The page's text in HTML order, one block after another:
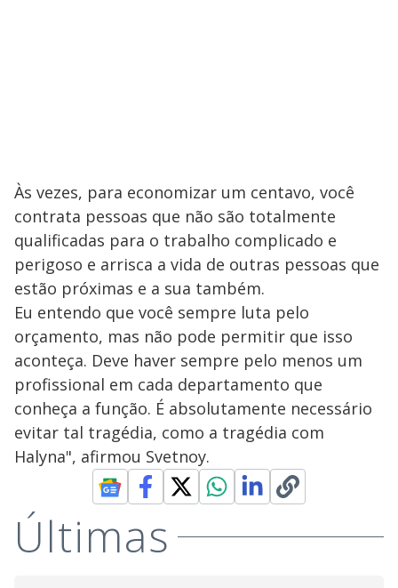
Às vezes, para economizar um centavo, você
contrata pessoas que não são totalmente
qualificadas para o trabalho complicado e
perigoso e arrisca a vida de outras pessoas que
estão próximas e a sua também.
Eu entendo que você sempre luta pelo
orçamento, mas não pode permitir que isso
aconteça. Deve haver sempre pelo menos um
profissional em cada departamento que
conheça a função. É absolutamente necessário
evitar tal tragédia, como a tragédia com
Halyna", afirmou Svetnoy.
Últimas